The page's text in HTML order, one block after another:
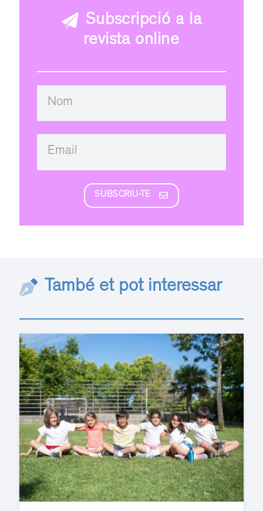
Subscripció a la
revista online
SUBSCRIU-TE
També et pot interessar